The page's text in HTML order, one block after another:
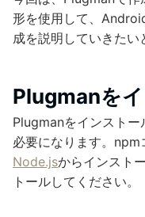
形を使用して、
成を説明していきたい
Plugmanを
Plugmanをインスト
必要になります。npm
Node.jsからインスト
トールしてください。